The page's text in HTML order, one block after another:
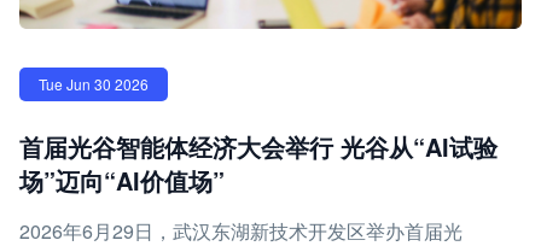
Tue Jun 30 2026
首届光谷智能体经济大会举行 光谷从“AI试验
场”迈向“AI价值场”
2026年6月29日，武汉东湖新技术开发区举办首届光